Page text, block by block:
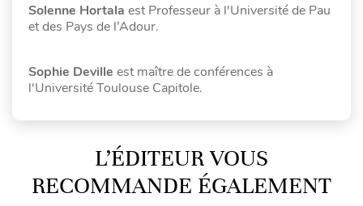
Solenne Hortala est Professeur à l'Université de Pau
et des Pays de l’Adour.
Sophie Deville est maître de conférences à
l'Université Toulouse Capitole.
L’ÉDITEUR VOUS
RECOMMANDE ÉGALEMENT